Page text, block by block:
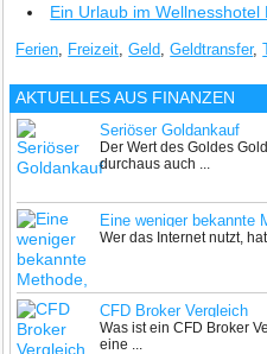
Ein Urlaub im Wellnesshotel
Ferien, Freizeit,Geld,Geldtransfer,
AKTUELLES AUS FINANZEN
Seriöser Goldankauf
Der Wert des Goldes
durchaus auch ...
Eine weniger bekannte
der Handel mit Domains
Wer das Internet nutzt,
CFD Broker Vergleich
Was ist ein CFD Broker
eine ...